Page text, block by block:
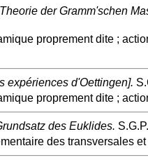
der Gramm'schen
proprement dite ;
expériences d'Oettingen].
proprement dite ;
des Euklides.
des transversales